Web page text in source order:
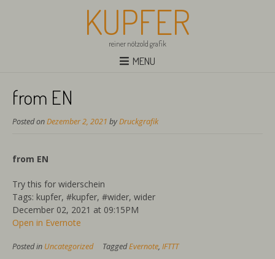
KUPFER
reiner nötzold grafik
MENU
from EN
Posted onDezember 2, 2021 byDruckgrafik
from EN
Try this for widerschein
Tags: kupfer, #kupfer, #wider, wider
December 02, 2021 at 09:15PM
Open in Evernote
Posted in Uncategorized TaggedEvernote, IFTTT